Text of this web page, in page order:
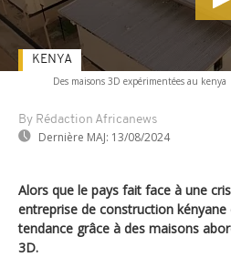
Des maisons 3D expérimentées au kenya
By Rédaction Africanews
Dernière MAJ: 13/08/2024
KENYA
Alors que le pays fait face à une
entreprise de construction kényane
tendance grâce à des maisons
3D.